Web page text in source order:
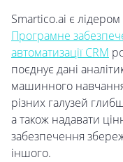
Smartico.ai є лідером
Програмне
автоматизації CRM
поєднує дані
машинного
різних галузей
а також надавати
забезпечення
іншого.